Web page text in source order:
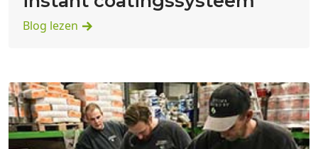
Blog lezen